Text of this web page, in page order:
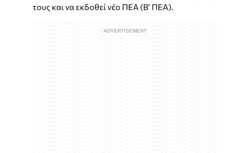
τους και να εκδοθεί νέο ΠΕΑ (Β’ ΠΕΑ).